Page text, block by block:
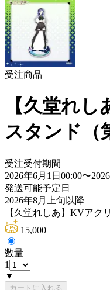
受注商品
【久堂れ
スタンド（
受注受付期間
2026年6月1日00:00〜
発送可能予定日
2026年8月上旬以降
【久堂れしあ】KVアク
15,000
数量
1
▼
カートに入れる